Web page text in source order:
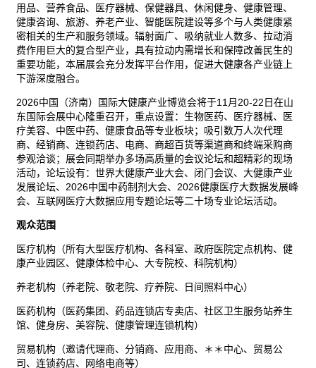
用品、营养食品、医疗器械、保健器具、 休闲健身、健康管理、
健康咨询、 旅游、养老产业、智能医院建设等多个与人类健康紧
密相关的生产和服务领域。辐射面广、吸纳就业人数多、拉动消
费作用巨大的复合型产业，具有拉动内需增长和保障改善民生的
重要功能，本届展会充分发挥平台作用，促进大健康各产业链上
下游深度融合。
2026中国（济南）国际大健康产业博览会将于11月20-22日在山
东国际会展中心隆重召开，重点设置：生物医药、医疗器械、医
疗美容、中医中药、健康食品等专业板块；吸引数万人次代理
商、经销商、 连锁药店、电商、商超百货等渠道商和终端采购商
参观洽谈；展会同期举办多场高质量的会议论坛和超精彩的现场
活动，论坛设有：世界大健康产业大会、闭门会议、大健康产业
发展论坛、2026中国中药制剂大会、2026健康医疗大数据发展峰
会、互联网医疗大数据应用专题论坛等二十场专业论坛活动。
观众范围
医疗机构（所有大型医疗机构、各科室、政府医院定点机构、健
康产业园区、健康体检中心、大专院校、科院机构）
养老机构（养老院、敬老院、疗养院、日间照料中心）
医药机构（医药集团、药品连锁店专卖店、社区卫生服务站养生
馆、健身房、美容院、健康管理连锁机构）
贸易机构（邀请代理商、分销商、应用商、＊＊中心、贸易公
司、连锁药店、网络电商等）